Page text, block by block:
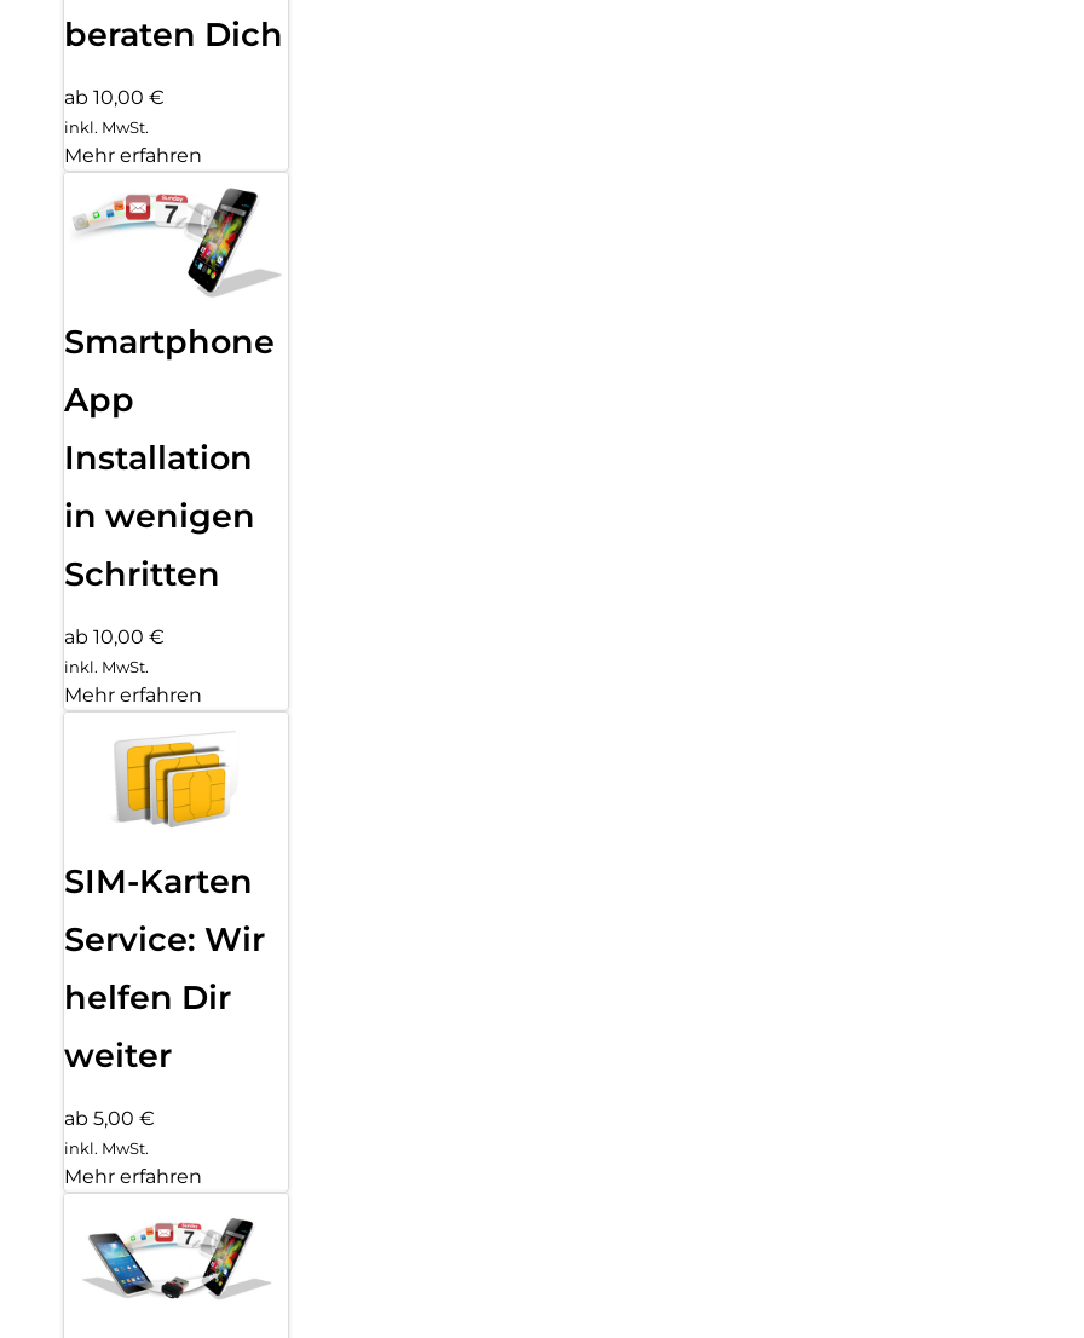
beraten Dich
ab 10,00 €
inkl. MwSt.
Mehr erfahren
Smartphone
App
Installation
in wenigen
Schritten
ab 10,00 €
inkl. MwSt.
Mehr erfahren
SIM-Karten
Service: Wir
helfen Dir
weiter
ab 5,00 €
inkl. MwSt.
Mehr erfahren